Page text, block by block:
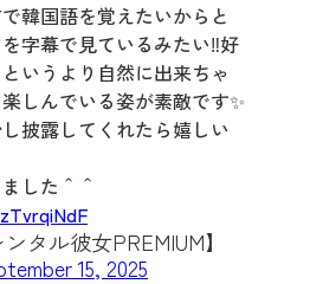
韓国語を覚えたいからと
字幕で見ているみたい‼️好
いうより自然に出来ちゃ
しんでいる姿が素敵です✨
披露してくれたら嬉しい
した＾＾
タル彼女PREMIUM】
15, 2025